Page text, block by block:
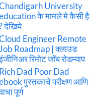
University
के मामले मे कैसी है
देखिये
Engineer Remote
Roadmap | क्लाउड
रिमोट जॉब रोडम्याप
Rich Dad Poor Dad
पुस्तकाचे परीक्षण आणि
पूर्ण